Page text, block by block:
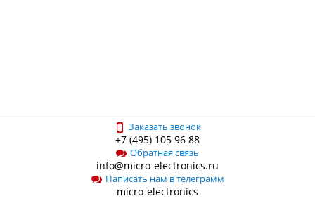
Заказать звонок
+7 (495) 105 96 88
Обратная связь
info@micro-electronics.ru
Написать нам в телеграмм
micro-electronics